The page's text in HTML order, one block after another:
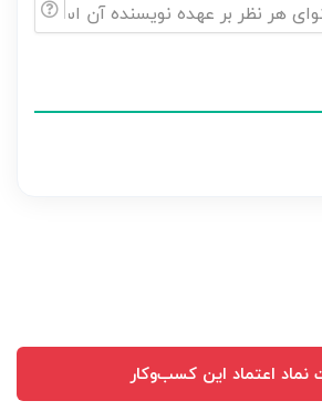
نماد اعتماد این کسب‌وکار